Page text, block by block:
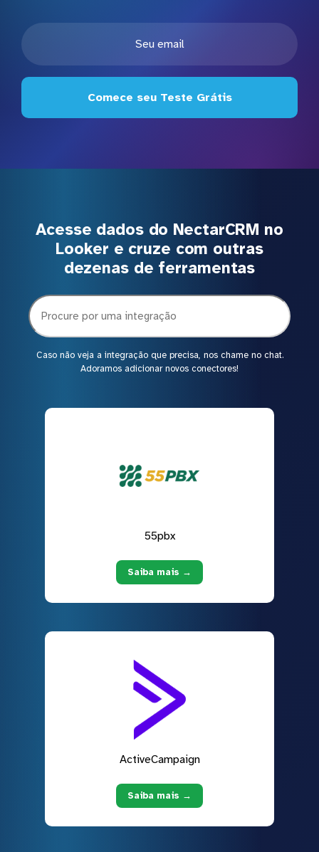
Comece seu Teste Grátis
Acesse dados do NectarCRM no
Looker e cruze com outras
dezenas de ferramentas
Caso não veja a integração que precisa, nos chame no chat.
Adoramos adicionar novos conectores!
55pbx
Saiba mais →
ActiveCampaign
Saiba mais →